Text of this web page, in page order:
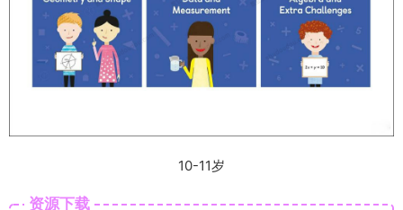
10-11岁
资源下载